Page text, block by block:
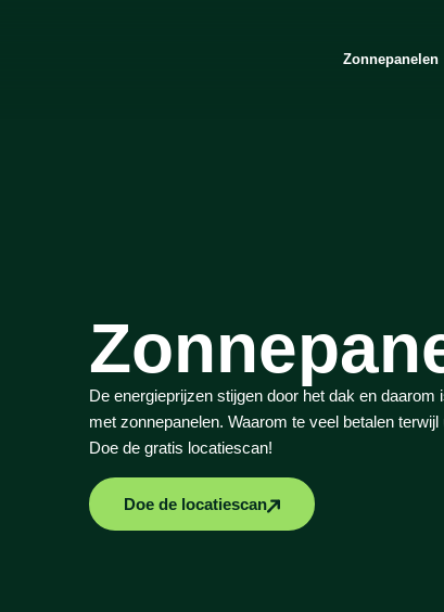
Zonnepanelen
De energieprijzen stijgen door het dak en
met zonnepanelen. Waarom te veel betalen
Doe de gratis locatiescan!
Doe de locatiescan